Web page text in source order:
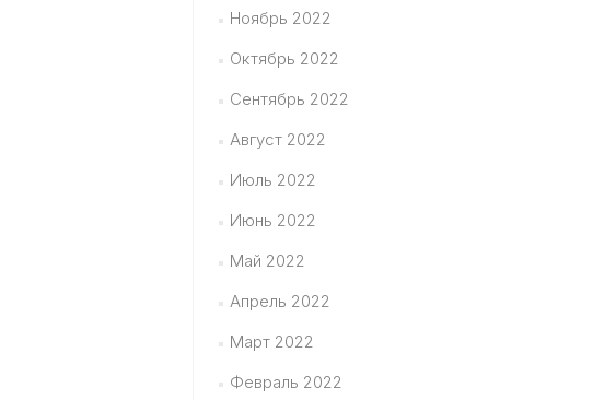
Ноябрь 2022
Октябрь 2022
Сентябрь 2022
Август 2022
Июль 2022
Июнь 2022
Май 2022
Апрель 2022
Март 2022
Февраль 2022